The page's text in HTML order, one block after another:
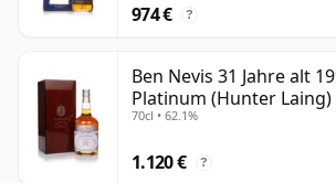
974 € ?
Ben Nevis 31 Jahre alt
Platinum (Hunter Laing)
70cl • 62.1%
1.120 € ?